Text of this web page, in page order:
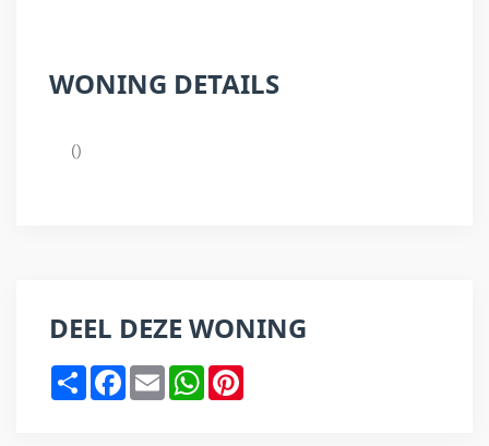
WONING DETAILS
()
DEEL DEZE WONING
Share Facebook
Email WhatsApp